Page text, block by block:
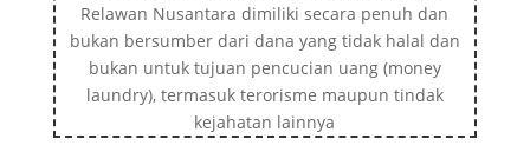
Relawan Nusantara dimiliki secara penuh dan
bukan bersumber dari dana yang tidak halal dan
bukan untuk tujuan pencucian uang (money
laundry), termasuk terorisme maupun tindak
kejahatan lainnya